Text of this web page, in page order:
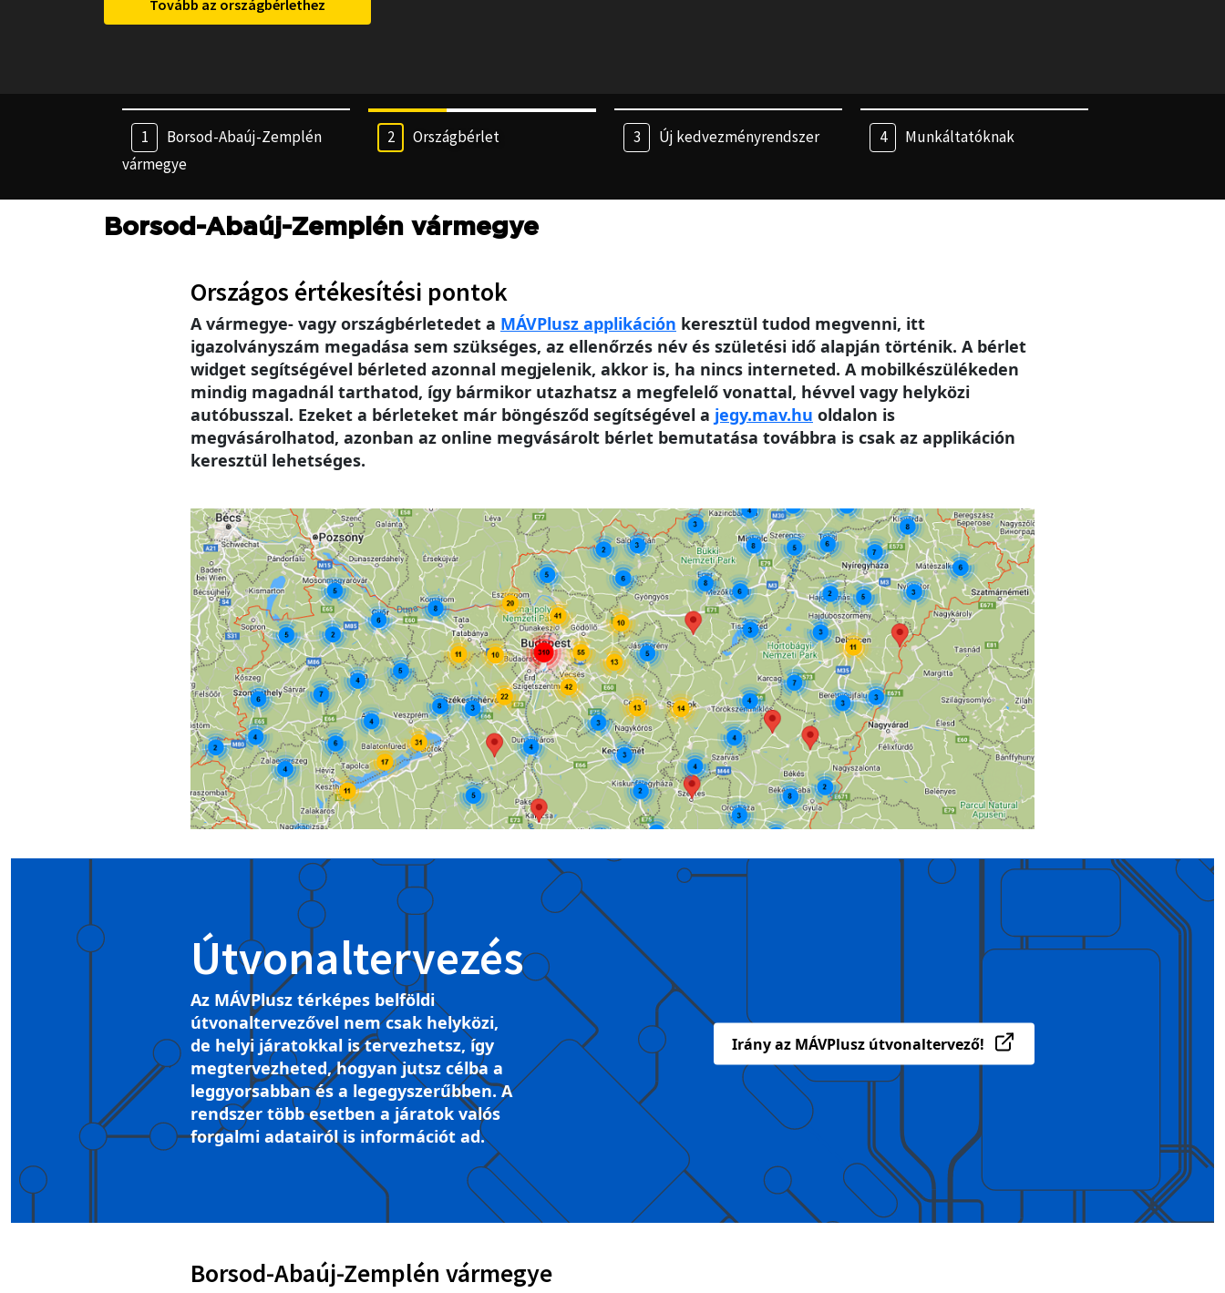
Tovább az országbérlethez
Borsod-Abaúj-Zemplén
vármegye
Országbérlet Új kedvezményrendszer Munkáltatóknak
Borsod-Abaúj-Zemplén vármegye
Országos értékesítési pontok
A vármegye- vagy országbérletedet a MÁVPlusz applikáción keresztül tudod megvenni, itt
igazolványszám megadása sem szükséges, az ellenőrzés név és születési idő alapján történik. A bérlet
widget segítségével bérleted azonnal megjelenik, akkor is, ha nincs interneted. A mobilkészülékeden
mindig magadnál tarthatod, így bármikor utazhatsz a megfelelő vonattal, hévvel vagy helyközi
autóbusszal. Ezeket a bérleteket már böngésződ segítségével a jegy.mav.hu oldalon is
megvásárolhatod, azonban az online megvásárolt bérlet bemutatása továbbra is csak az applikáción
keresztül lehetséges.
Image
Útvonaltervezés
Az MÁVPlusz térképes belföldi
útvonaltervezővel nem csak helyközi,
de helyi járatokkal is tervezhetsz, így
megtervezheted, hogyan jutsz célba a
leggyorsabban és a legegyszerűbben. A
rendszer több esetben a járatok valós
forgalmi adatairól is információt ad.
Irány az MÁVPlusz útvonaltervező!
Borsod-Abaúj-Zemplén vármegye